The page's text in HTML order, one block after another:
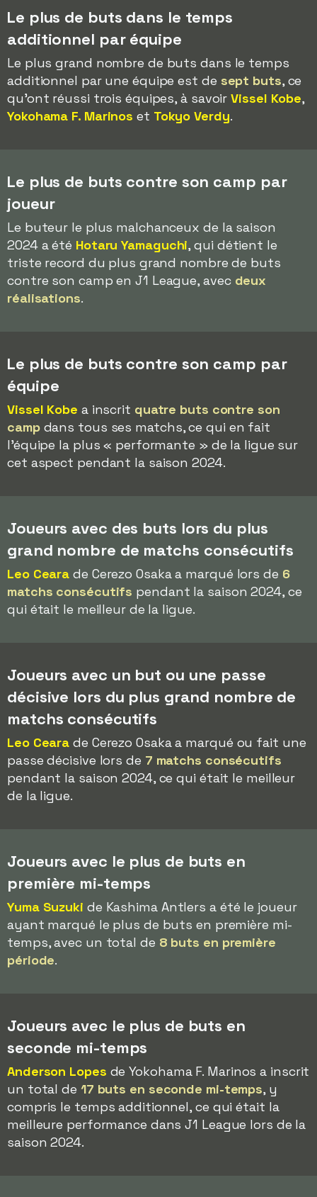
Le plus de buts dans le temps
additionnel par équipe
Le plus grand nombre de buts dans le temps
additionnel par une équipe est de sept buts, ce
qu'ont réussi trois équipes, à savoirVissel Kobe,
Yokohama F. Marinos et Tokyo Verdy.
Le plus de buts contre son camp par
joueur
Le buteur le plus malchanceux de la saison
2024 a été Hotaru Yamaguchi, qui détient le
triste record du plus grand nombre de buts
contre son camp en J1 League, avec deux
réalisations.
Le plus de buts contre son camp par
équipe
Vissel Kobe a inscrit quatre buts contre son
campdans tous ses matchs, ce qui en fait
l'équipe la plus « performante » de la ligue sur
cet aspect pendant la saison 2024.
Joueurs avec des buts lors du plus
grand nombre de matchs consécutifs
Leo Ceara de Cerezo Osaka a marqué lors de 6
matchs consécutifs pendant la saison 2024, ce
qui était le meilleur de la ligue.
Joueurs avec un but ou une passe
décisive lors du plus grand nombre de
matchs consécutifs
Leo Ceara de Cerezo Osaka a marqué ou fait une
passe décisive lors de 7 matchs consécutifs
pendant la saison 2024, ce qui était le meilleur
de la ligue.
Joueurs avec le plus de buts en
première mi-temps
Yuma Suzuki de Kashima Antlers a été le joueur
ayant marqué le plus de buts en première mi-
temps, avec un total de 8 buts en première
période.
Joueurs avec le plus de buts en
seconde mi-temps
Anderson Lopes de Yokohama F. Marinos a inscrit
un total de 17 buts en seconde mi-temps, y
compris le temps additionnel, ce qui était la
meilleure performance dans J1 League lors de la
saison 2024.